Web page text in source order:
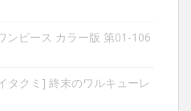
ンピース カラー版 第01-106
タクミ] 終末のワルキューレ